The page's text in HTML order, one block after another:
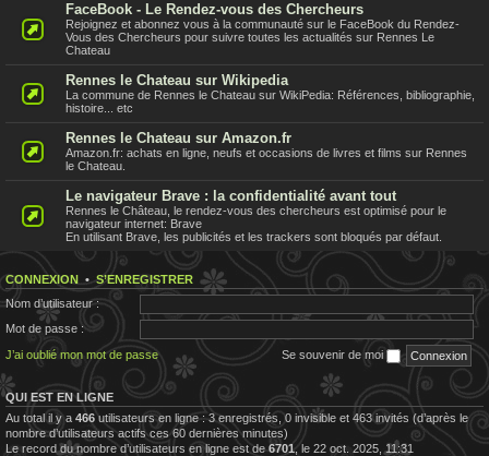
FaceBook - Le Rendez-vous des Chercheurs
Rejoignez et abonnez vous à la communauté sur le FaceBook du Rendez-
Vous des Chercheurs pour suivre toutes les actualités sur Rennes Le
Chateau
Rennes le Chateau sur Wikipedia
La commune de Rennes le Chateau sur WikiPedia: Références, bibliographie,
histoire... etc
Rennes le Chateau sur Amazon.fr
Amazon.fr: achats en ligne, neufs et occasions de livres et films sur Rennes
le Chateau.
Le navigateur Brave : la confidentialité avant tout
Rennes le Château, le rendez-vous des chercheurs est optimisé pour le
navigateur internet: Brave
En utilisant Brave, les publicités et les trackers sont bloqués par défaut.
CONNEXION •S’ENREGISTRER
Nom d’utilisateur :
Mot de passe :
J’ai oublié mon mot de passe
Se souvenir de moi
QUI EST EN LIGNE
Au total il y a 466utilisateurs en ligne : 3 enregistrés, 0 invisible et 463 invités (d’après le
nombre d’utilisateurs actifs ces 60 dernières minutes)
Le record du nombre d’utilisateurs en ligne est de6701, le 22 oct. 2025, 11:31